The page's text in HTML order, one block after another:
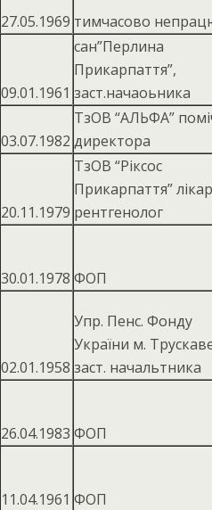
27.05.1969 тимчасово
09.01.1961
сан”Перлина
Прикарпаття”,
заст.начаоьника
03.07.1982
ТзОВ “АЛЬФА”
директора
20.11.1979
ТзОВ “Ріксос
Прикарпаття”
рентгенолог
30.01.1978 ФОП
02.01.1958
Упр. Пенс. Фонду
України м.
заст. начальтника
26.04.1983 ФОП
11.04.1961 ФОП